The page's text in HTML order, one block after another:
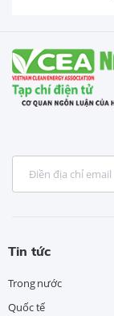
Tin tức
Trong nước
Quốc tế